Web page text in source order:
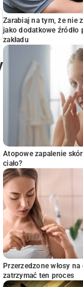
Zarabiaj na tym, że nie
jako dodatkowe
zakładu
Atopowe zapalenie
ciało?
Przerzedzone włosy
zatrzymać ten proces